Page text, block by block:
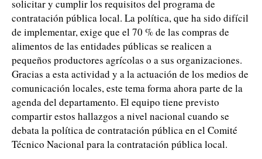
solicitar y cumplir los requisitos del programa de
contratación pública local. La política, que ha sido difícil
de implementar, exige que el 70 % de las compras de
alimentos de las entidades públicas se realicen a
pequeños productores agrícolas o a sus organizaciones.
Gracias a esta actividad y a la actuación de los medios de
comunicación locales, este tema forma ahora parte de la
agenda del departamento. El equipo tiene previsto
compartir estos hallazgos a nivel nacional cuando se
debata la política de contratación pública en el Comité
Técnico Nacional para la contratación pública local.